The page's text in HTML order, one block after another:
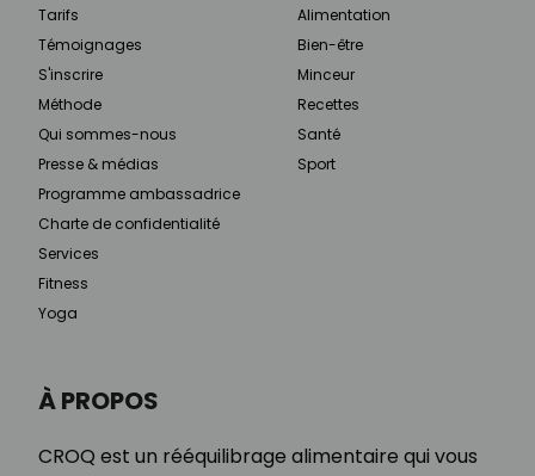
À PROPOS
CROQ est un rééquilibrage alimentaire qui vous
Tarifs
Témoignages
S'inscrire
Méthode
Qui sommes-nous
Presse & médias
Programme ambassadrice
Charte de confidentialité
Services
Fitness
Yoga
Alimentation
Bien-être
Minceur
Recettes
Santé
Sport